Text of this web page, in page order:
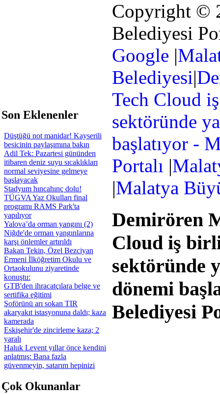
Eklenenler
Düştüğü not manidar! Kayserili
besicinin paylaşımına bakın
Adil Tek: Pazartesi gününden
itibaren deniz suyu sıcaklıkları
normal seviyesine gelmeye
başlayacak
Stadyum hıncahınç dolu!
TÜGVA Yaz Okulları final
programı RAMS Park'ta
yapılıyor
Yalova’da orman yangını (2)
Niğde'de orman yangınlarına
karşı önlemler artırıldı
Bakan Tekin, Özel Bezciyan
Ermeni İlköğretim Okulu ve
Ortaokulunu ziyaretinde
konuştu:
GTB'den ihracatçılara belge ve
sertifika eğitimi
Şoförünü arı sokan TIR
akaryakıt istasyonuna daldı; kaza
kamerada
Eskişehir'de zincirleme kaza; 2
yaralı
Haluk Levent yıllar önce kendini
anlatmış: Bana fazla
güvenmeyin, satarım hepinizi
Okunanlar
Copyright ©
Belediyesi
Google |
Belediyesi|
Tech Cloud
sektöründe
başlatıyor -
Portalı |
|Malatya
Demirören
Cloud iş
sektöründe
dönemi
Belediyesi